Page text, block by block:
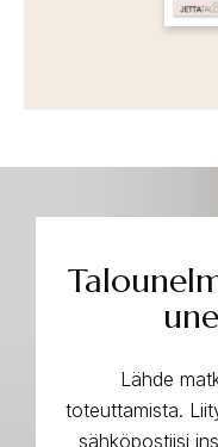
Lähde
toteuttamista.
sähköpostiisi